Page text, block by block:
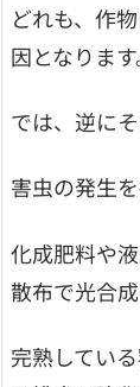
どれも、作
因となります
では、逆に
害虫の発生
化成肥料や液
散布で光合成
完熟してい